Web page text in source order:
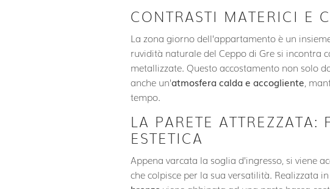
CONTRASTI MATERICI E
La zona giorno dell’appartamento è un
ruvidità naturale del Ceppo di Gre si incontra
metallizzate. Questo accostamento non solo
anche un’atmosfera calda e accogliente ,
tempo.
LA PARETE
ESTETICA
Appena varcata la soglia d’ingresso, si viene
che colpisce per la sua versatilità. Realizzata in